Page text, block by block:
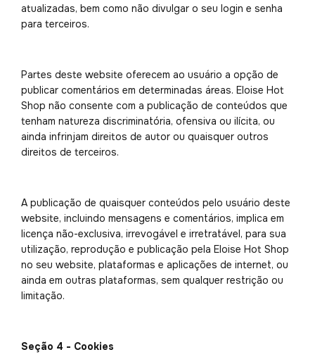
atualizadas, bem como não divulgar o seu login e senha
para terceiros.
Partes deste website oferecem ao usuário a opção de
publicar comentários em determinadas áreas. Eloise Hot
Shop não consente com a publicação de conteúdos que
tenham natureza discriminatória, ofensiva ou ilícita, ou
ainda infrinjam direitos de autor ou quaisquer outros
direitos de terceiros.
A publicação de quaisquer conteúdos pelo usuário deste
website, incluindo mensagens e comentários, implica em
licença não-exclusiva, irrevogável e irretratável, para sua
utilização, reprodução e publicação pela Eloise Hot Shop
no seu website, plataformas e aplicações de internet, ou
ainda em outras plataformas, sem qualquer restrição ou
limitação.
Seção 4 - Cookies